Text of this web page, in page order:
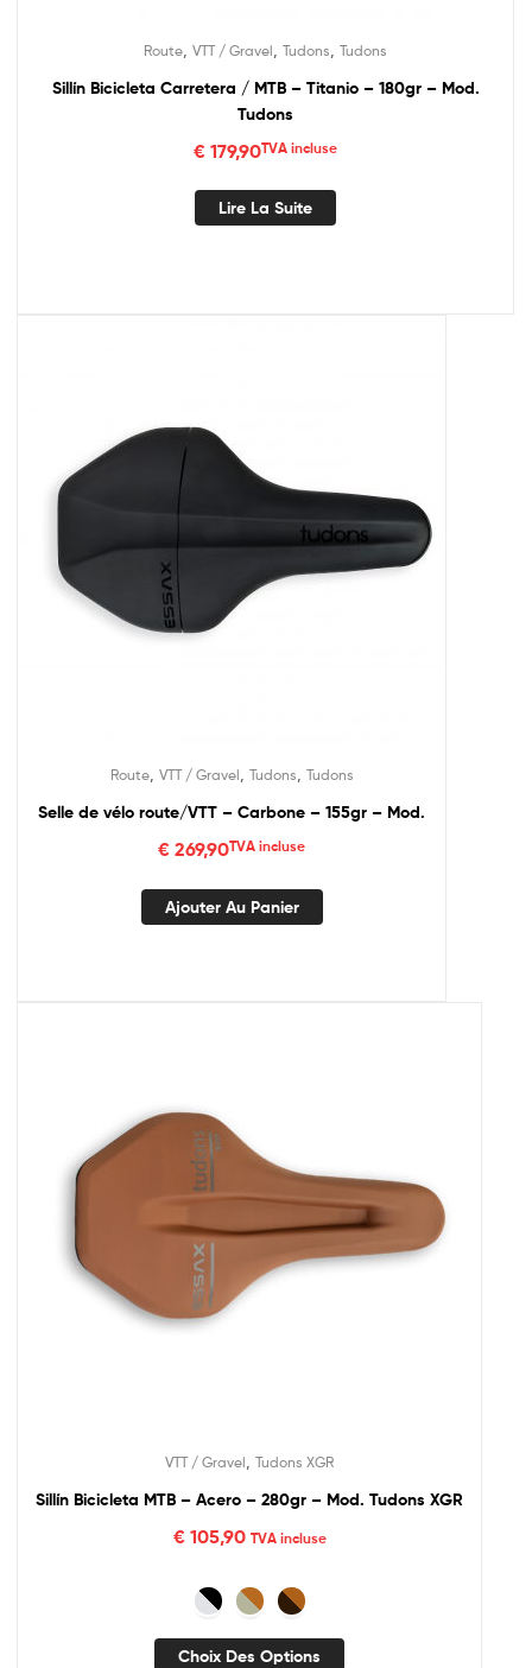
Route VTT / Gravel Tudons Tudons
Sillín Bicicleta Carretera / MTB – Titanio – 180gr – Mod.
Tudons
€ 179,90TVA incluse
Lire La Suite
Route, VTT / Gravel, Tudons, Tudons
Selle de vélo route/VTT – Carbone – 155gr – Mod.
€ 269,90TVA incluse
Ajouter Au Panier
VTT / Gravel Tudons XGR
Sillín Bicicleta MTB – Acero – 280gr – Mod. Tudons XGR
€105,90 TVA incluse
Choix Des Options